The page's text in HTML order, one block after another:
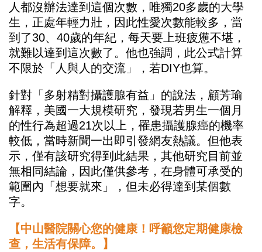
人都沒辦法達到這個次數，唯獨20多歲的大學
生，正處年輕力壯，因此性愛次數能較多，當
到了30、40歲的年紀，每天要上班疲憊不堪，
就難以達到這次數了。他也強調，此公式計算
不限於「人與人的交流」，若DIY也算。
針對「多射精對攝護腺有益」的說法，顧芳瑜
解釋，美國一大規模研究，發現若男生一個月
的性行為超過21次以上，罹患攝護腺癌的機率
較低，當時新聞一出即引發網友熱議。但他表
示，僅有該研究得到此結果，其他研究目前並
無相同結論，因此僅供參考，在身體可承受的
範圍內「想要就來」，但未必得達到某個數
字。
【中山醫院關心您的健康！呼籲您定期健康檢
查，生活有保障。】